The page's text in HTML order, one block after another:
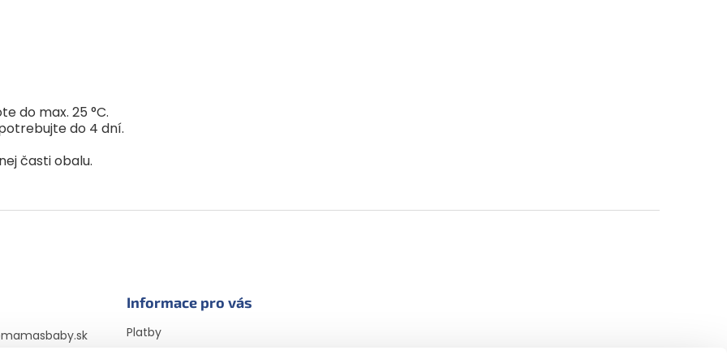
do max. 25 °C.
do 4 dní.
časti obalu.
mamasbaby.sk
Informace pro vás
Platby